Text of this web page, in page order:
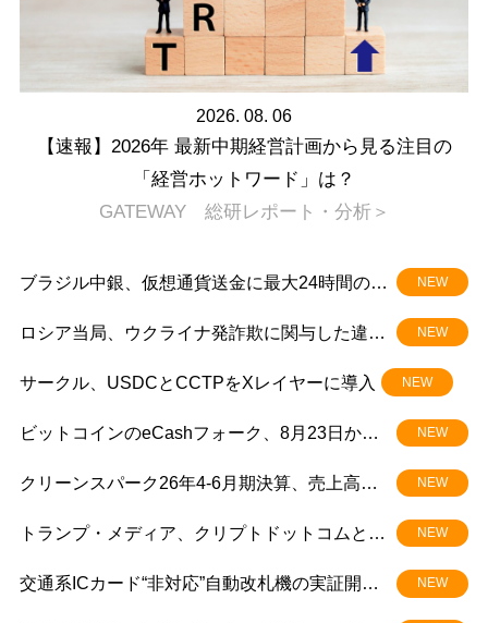
2026. 08. 06
【速報】2026年 最新中期経営計画から見る注目の
「経営ホットワード」は？
GATEWAY 総研レポート・分析＞
ブラジル中銀、仮想通貨送金に最大24時間の遅
NEW
ロシア当局、ウクライナ発詐欺に関与した違法
NEW
サークル、USDCとCCTPをXレイヤーに導入 NEW
ビットコインのeCashフォーク、8月23日から3
NEW
クリーンスパーク26年4-6月期決算、売上高
NEW
トランプ・メディア、クリプトドットコムとの
NEW
交通系ICカード“非対応”自動改札機の実証開
NEW